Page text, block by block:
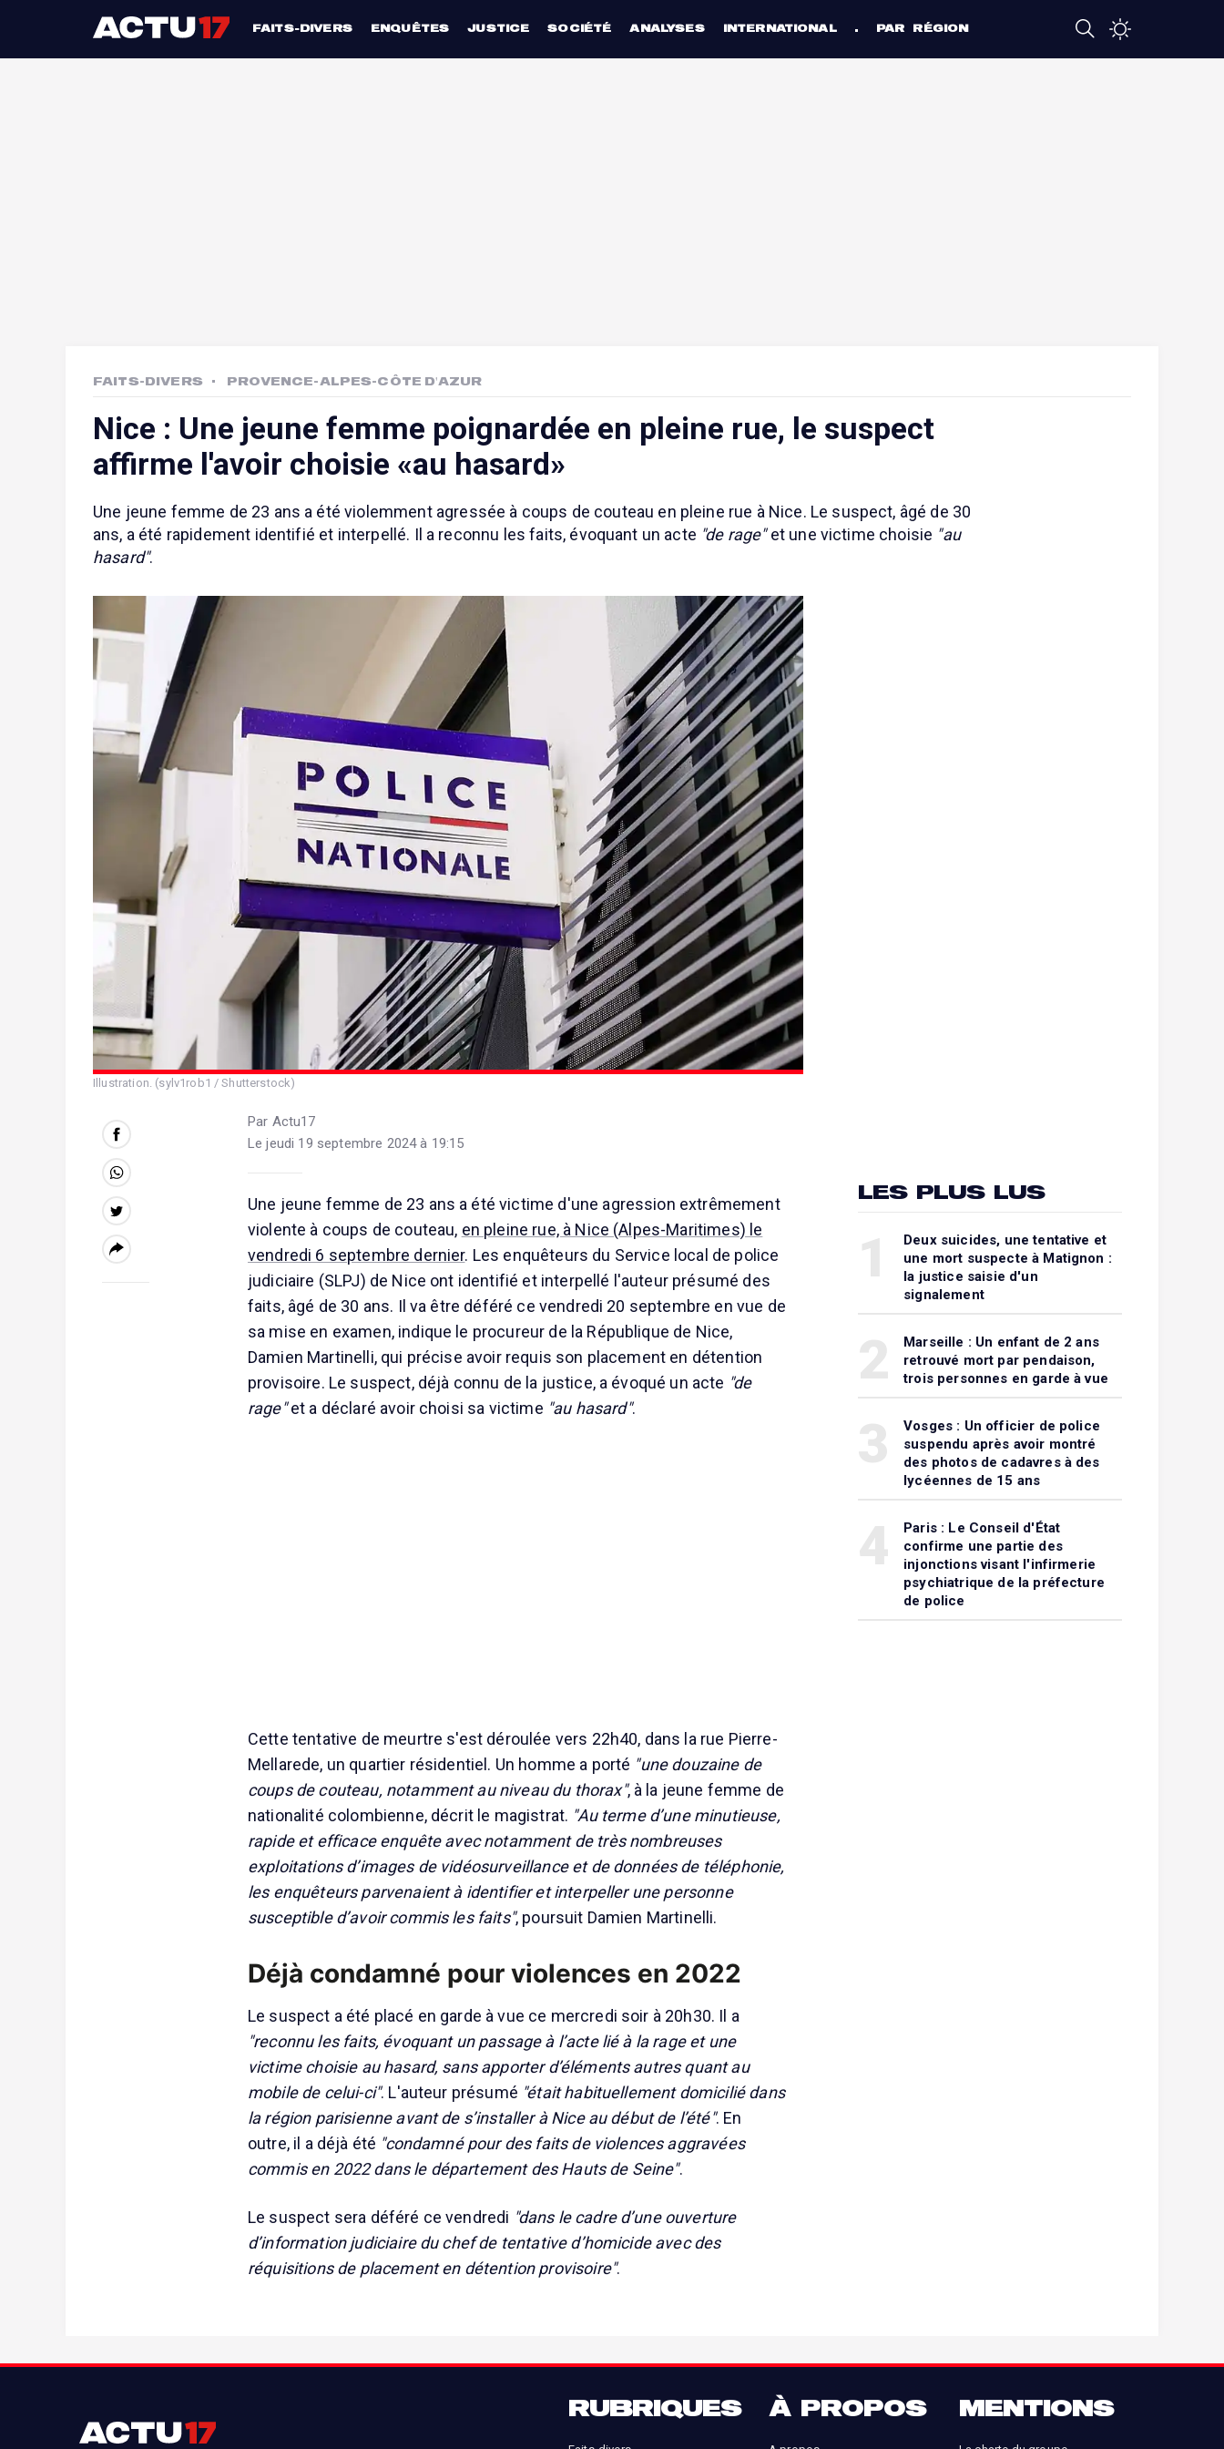
FAITS-DIVERS ENQUÊTES JUSTICE SOCIÉTÉ ANALYSES INTERNATIONAL PAR RÉGION
FAITS-DIVERS PROVENCE-ALPES-CÔTE D'AZUR
Nice : Une jeune femme poignardée en pleine rue, le suspect
affirme l'avoir choisie «au hasard»
Une jeune femme de 23 ans a été violemment agressée à coups de couteau en pleine rue à Nice. Le suspect, âgé de 30
ans, a été rapidement identifié et interpellé. Il a reconnu les faits, évoquant un acte "de rage"et une victime choisie "au
hasard".
Illustration. (sylv1rob1 / Shutterstock)
Par Actu17
Le jeudi 19 septembre 2024 à 19:15
Une jeune femme de 23 ans a été victime d'une agression extrêmement
violente à coups de couteau, en pleine rue, à Nice (Alpes-Maritimes) le
vendredi 6 septembre dernier. Les enquêteurs du Service local de police
judiciaire (SLPJ) de Nice ont identifié et interpellé l'auteur présumé des
faits, âgé de 30 ans. Il va être déféré ce vendredi 20 septembre en vue de
sa mise en examen, indique le procureur de la République de Nice,
Damien Martinelli, qui précise avoir requis son placement en détention
provisoire. Le suspect, déjà connu de la justice, a évoqué un acte "de
rage"et a déclaré avoir choisi sa victime "au hasard".
Cette tentative de meurtre s'est déroulée vers 22h40, dans la rue Pierre-
Mellarede, un quartier résidentiel. Un homme a porté "une douzaine de
coups de couteau, notamment au niveau du thorax", à la jeune femme de
nationalité colombienne, décrit le magistrat. "Au terme d’une minutieuse,
rapide et efficace enquête avec notamment de très nombreuses
exploitations d’images de vidéosurveillance et de données de téléphonie,
les enquêteurs parvenaient à identifier et interpeller une personne
susceptible d’avoir commis les faits", poursuit Damien Martinelli.
Déjà condamné pour violences en 2022
Le suspect a été placé en garde à vue ce mercredi soir à 20h30. Il a
"reconnu les faits, évoquant un passage à l’acte lié à la rage et une
victime choisie au hasard, sans apporter d’éléments autres quant au
mobile de celui-ci". L'auteur présumé "était habituellement domicilié dans
la région parisienne avant de s’installer à Nice au début de l’été". En
outre, il a déjà été "condamné pour des faits de violences aggravées
commis en 2022 dans le département des Hauts de Seine".
Le suspect sera déféré ce vendredi "dans le cadre d’une ouverture
d’information judiciaire du chef de tentative d’homicide avec des
réquisitions de placement en détention provisoire".
LES PLUS LUS
Deux suicides, une tentative et
une mort suspecte à Matignon :
la justice saisie d'un
signalement
Marseille : Un enfant de 2 ans
retrouvé mort par pendaison,
trois personnes en garde à vue
Vosges : Un officier de police
suspendu après avoir montré
des photos de cadavres à des
lycéennes de 15 ans
Paris : Le Conseil d'État
confirme une partie des
injonctions visant l'infirmerie
psychiatrique de la préfecture
de police
RUBRIQUES À PROPOS MENTIONS